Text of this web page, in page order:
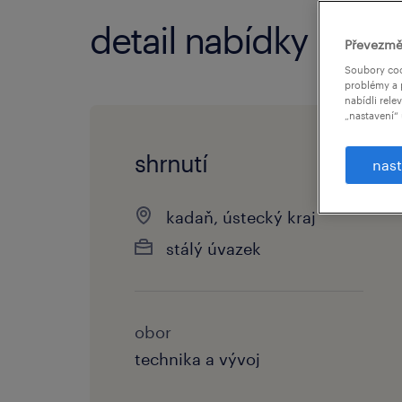
detail nabídky
shrnutí
kadaň, ústecký kraj
stálý úvazek
obor
technika a vývoj
Soubory
problémy a
nabídli